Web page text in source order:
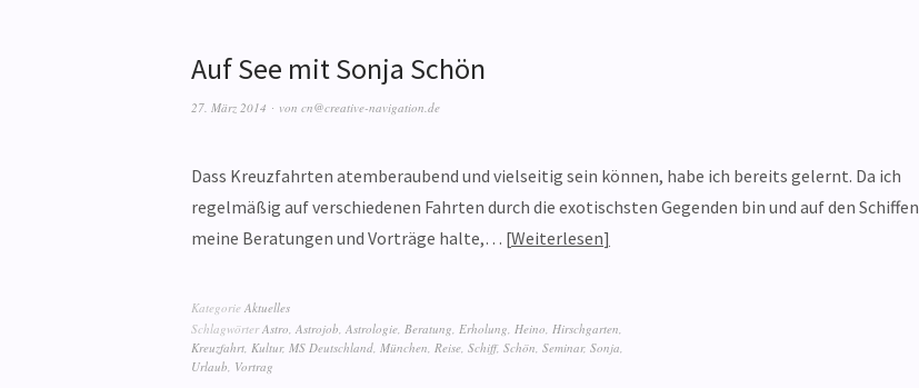
Auf See mit Sonja Schön
27. März 2014 von cn@creative-navigation.de
Dass Kreuzfahrten atemberaubend und vielseitig sein können, habe ich bereits gelernt. Da ich
regelmäßig auf verschiedenen Fahrten durch die exotischsten Gegenden bin und auf den Schiffen
meine Beratungen und Vorträge halte,… Weiterlesen
Kategorie Aktuelles
SchlagwörterAstro, Astrojob, Astrologie, Beratung, Erholung, Heino, Hirschgarten,
Kreuzfahrt, Kultur, MS Deutschland, München, Reise, Schiff, Schön, Seminar, Sonja,
Urlaub, Vortrag